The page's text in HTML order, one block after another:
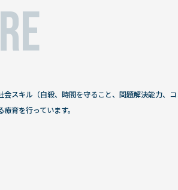
会スキル（自殺、時間を守ること、問題解決能力、
療育を行っています。